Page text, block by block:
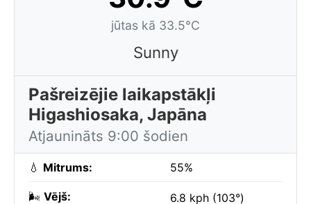
jūtas kā 33.5°C
Sunny
Pašreizējie laikapstākļi
Higashiosaka, Japāna
Atjaunināts 9:00 šodien
💧 Mitrums: 55%
🌬️ Vējš: 6.8 kph (103°)